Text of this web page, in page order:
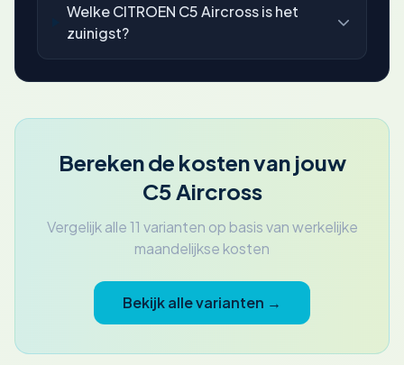
Welke CITROEN C5 Aircross is het
zuinigst?
Bereken de kosten van jouw
C5 Aircross
Vergelijk alle 11 varianten op basis van werkelijke
maandelijkse kosten
Bekijk alle varianten →